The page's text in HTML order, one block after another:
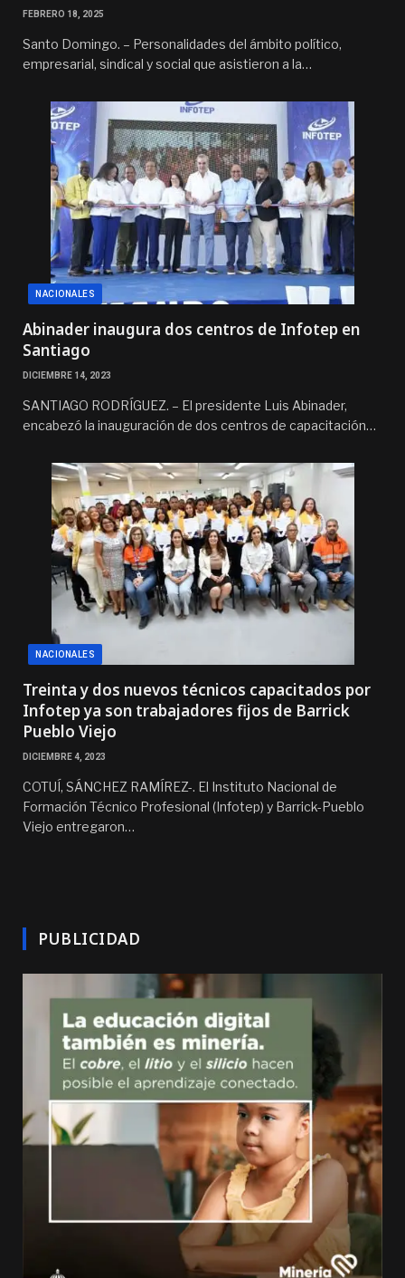
FEBRERO 18, 2025
Santo Domingo. – Personalidades del ámbito político,
empresarial, sindical y social que asistieron a la…
NACIONALES
Abinader inaugura dos centros de Infotep en
Santiago
DICIEMBRE 14, 2023
SANTIAGO RODRÍGUEZ. – El presidente Luis Abinader,
encabezó la inauguración de dos centros de capacitación…
NACIONALES
Treinta y dos nuevos técnicos capacitados por
Infotep ya son trabajadores fijos de Barrick
Pueblo Viejo
DICIEMBRE 4, 2023
COTUÍ, SÁNCHEZ RAMÍREZ-. El Instituto Nacional de
Formación Técnico Profesional (Infotep) y Barrick-Pueblo
Viejo entregaron…
PUBLICIDAD